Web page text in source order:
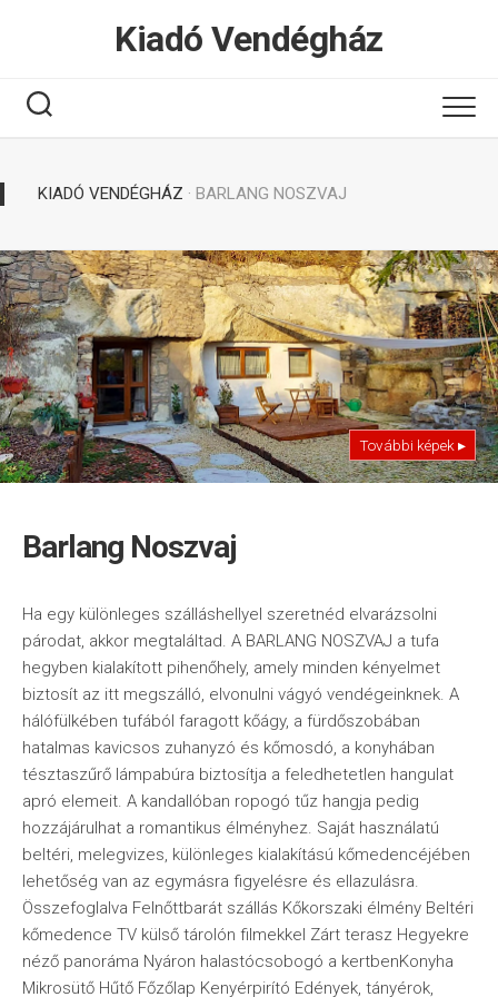
Kiadó Vendégház
KIADÓ VENDÉGHÁZ · BARLANG NOSZVAJ
További képek ▸
Barlang Noszvaj
Ha egy különleges szálláshellyel szeretnéd elvarázsolni
párodat, akkor megtaláltad. A BARLANG NOSZVAJ a tufa
hegyben kialakított pihenőhely, amely minden kényelmet
biztosít az itt megszálló, elvonulni vágyó vendégeinknek. A
hálófülkében tufából faragott kőágy, a fürdőszobában
hatalmas kavicsos zuhanyzó és kőmosdó, a konyhában
tésztaszűrő lámpabúra biztosítja a feledhetetlen hangulat
apró elemeit. A kandallóban ropogó tűz hangja pedig
hozzájárulhat a romantikus élményhez. Saját használatú
beltéri, melegvizes, különleges kialakítású kőmedencéjében
lehetőség van az egymásra figyelésre és ellazulásra.
Összefoglalva Felnőttbarát szállás Kőkorszaki élmény Beltéri
kőmedence TV külső tárolón filmekkel Zárt terasz Hegyekre
néző panoráma Nyáron halastócsobogó a kertbenKonyha
Mikrosütő Hűtő Főzőlap Kenyérpirító Edények, tányérok,